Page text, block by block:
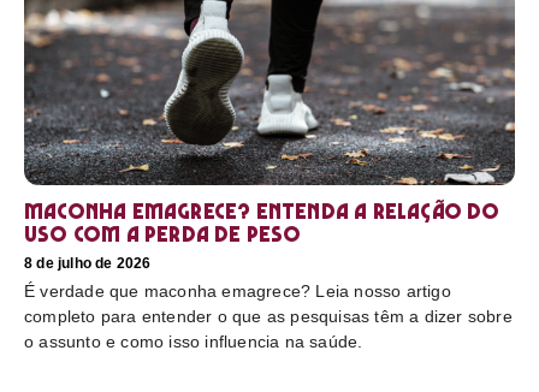
Maconha emagrece? Entenda a relação do
uso com a perda de peso
8 de julho de 2026
É verdade que maconha emagrece? Leia nosso artigo
completo para entender o que as pesquisas têm a dizer sobre
o assunto e como isso influencia na saúde.